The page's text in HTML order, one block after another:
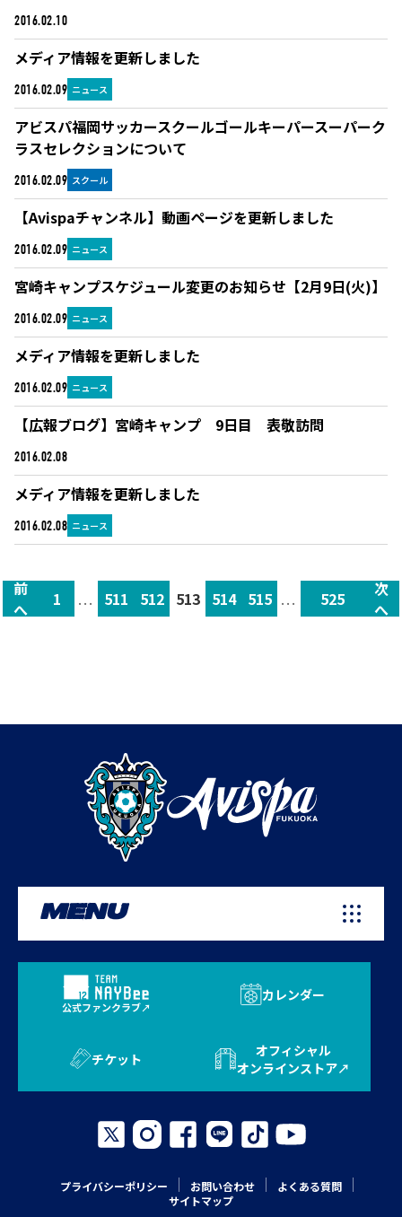
2016.02.10
2016.02.09 ニュース
メディア情報を更新しました
2016.02.09 スクール
アビスパ福岡サッカースクールゴールキーパースーパーク
ラスセレクションについて
2016.02.09 ニュース
【Avispaチャンネル】動画ページを更新しました
2016.02.09 ニュース
宮崎キャンプスケジュール変更のお知らせ【2月9日(火)】
2016.02.09 ニュース
メディア情報を更新しました
2016.02.08
【広報ブログ】宮崎キャンプ 9日目 表敬訪問
2016.02.08 ニュース
メディア情報を更新しました
前
へ
1 ... 511 512 513 514 515 ... 525
次
へ
MENU
公式ファンクラブ
カレンダー
チケット
オフィシャル
オンラインストア
プライバシーポリシー お問い合わせ
よくある質問
サイトマップ